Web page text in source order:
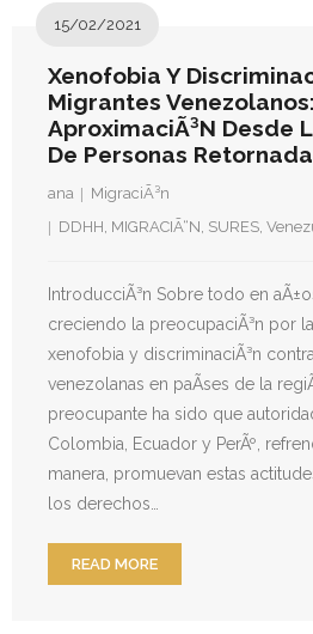
Xenofobia Y
Migrantes
AproximaciÃ³n Desde
De Personas
15/02/2021
ana
MigraciÃ³n
DDHH MIGRACIÃ“N SURES
IntroducciÃ³n Sobre todo en
creciendo la preocupaciÃ³n por
xenofobia y discriminaciÃ³n
venezolanas en paÃ­ses de la
preocupante ha sido que
Colombia, Ecuador y PerÃº,
manera, promuevan estas
los derechos…
READ MORE